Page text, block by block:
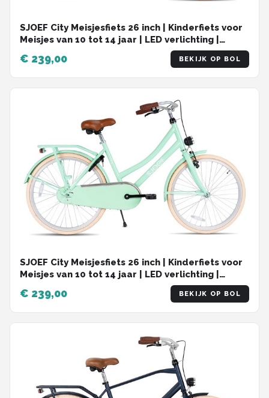
SJOEF City Meisjesfiets 26 inch | Kinderfiets voor
Meisjes van 10 tot 14 jaar | LED verlichting |
Inclusief Slot | Omafiets 26 inch | Licht Blauw
€ 239,00 BEKIJK OP BOL
SJOEF City Meisjesfiets 26 inch | Kinderfiets voor
Meisjes van 10 tot 14 jaar | LED verlichting |
Inclusief Slot | Omafiets 26 inch | Turquoise
€ 239,00 BEKIJK OP BOL